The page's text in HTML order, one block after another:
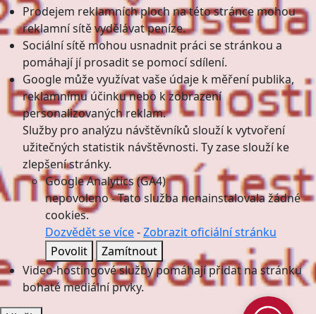
Prodejem reklamních ploch na této stránce mohou
reklamní sítě vydělávat peníze.
Sociální sítě mohou usnadnit práci se stránkou a
pomáhají jí prosadit se pomocí sdílení.
Google může využívat vaše údaje k měření publika,
reklamnímu účinku nebo k zobrazení
personalizovaných reklam.
Služby pro analýzu návštěvníků slouží k vytvoření
užitečných statistik návštěvnosti. Ty zase slouží ke
zlepšení stránky.
Google Analytics (GA4)
nepovoleno-Tato služba nenainstalovala žádné
cookies.
Dozvědět se více-Zobrazit oficiální stránku
Povolit
Zamítnout
Video-hostingové služby pomáhají přidat na stránku
bohaté mediální prvky.